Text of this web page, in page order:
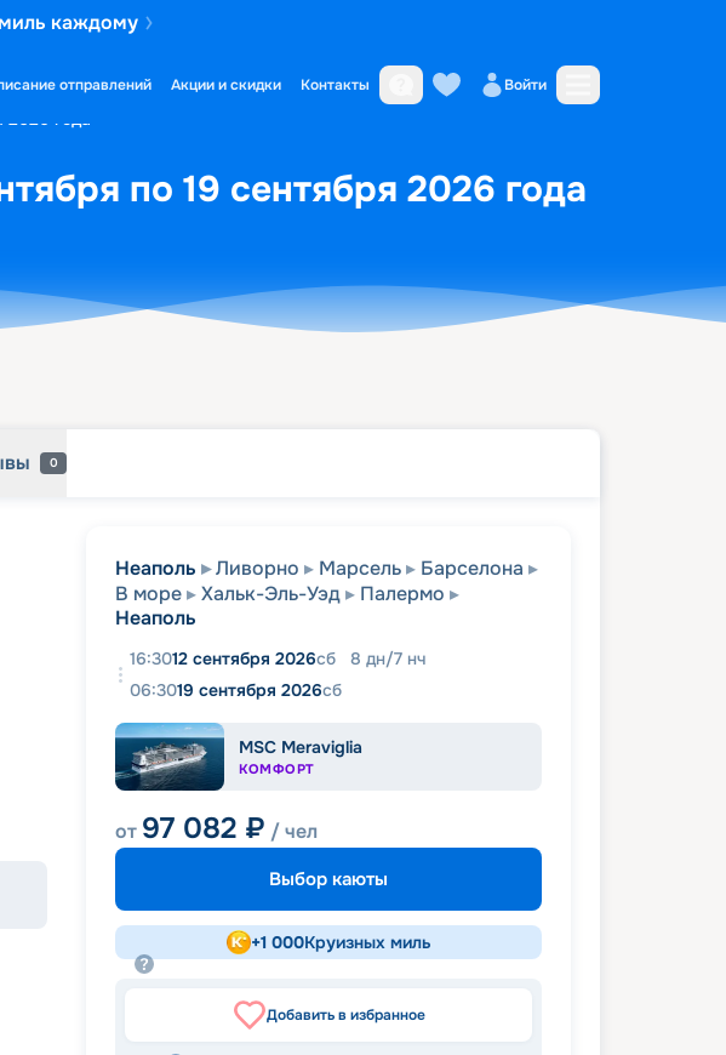
каждому
отправлений Акции и скидки Контакты Войти
2026 года
по 19 сентября 2026 года
0
Неаполь Ливорно Марсель
Барселона
В море
Хальк-Эль-Уэд
Палермо
Неаполь
16:3012 сентября 2026сб 8 дн/7 нч
06:3019 сентября 2026сб
MSC Meraviglia
КОМФОРТ
от 97 082 ₽ / чел
Выбор каюты
+1 000Круизных миль
Добавить в избранное